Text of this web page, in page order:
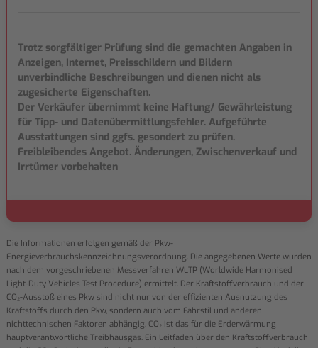
Trotz sorgfältiger Prüfung sind die gemachten Angaben in
Anzeigen, Internet, Preisschildern und Bildern
unverbindliche Beschreibungen und dienen nicht als
zugesicherte Eigenschaften.
Der Verkäufer übernimmt keine Haftung/ Gewährleistung
für Tipp- und Datenübermittlungsfehler. Aufgeführte
Ausstattungen sind ggfs. gesondert zu prüfen.
Freibleibendes Angebot. Änderungen, Zwischenverkauf und
Irrtümer vorbehalten
Die Informationen erfolgen gemäß der Pkw-
Energieverbrauchskennzeichnungsverordnung. Die angegebenen Werte wurden
nach dem vorgeschriebenen Messverfahren WLTP (Worldwide Harmonised
Light-Duty Vehicles Test Procedure) ermittelt. Der Kraftstoffverbrauch und der
CO₂-Ausstoß eines Pkw sind nicht nur von der effizienten Ausnutzung des
Kraftstoffs durch den Pkw, sondern auch vom Fahrstil und anderen
nichttechnischen Faktoren abhängig. CO₂ ist das für die Erderwärmung
hauptverantwortliche Treibhausgas. Ein Leitfaden über den Kraftstoffverbrauch